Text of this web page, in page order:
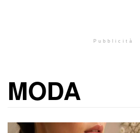
Pubblicità
MODA